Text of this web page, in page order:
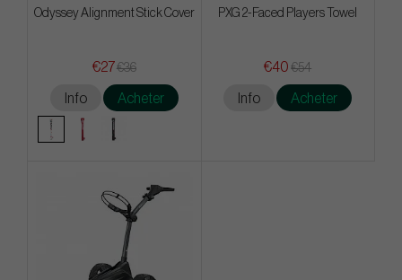
Odyssey Alignment Stick Cover
€27€36
Info Acheter
PXG 2-Faced Players Towel
€40 €54
Info Acheter